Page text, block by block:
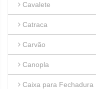
Cavalete
Catraca
Carvão
Canopla
Caixa para Fechadura